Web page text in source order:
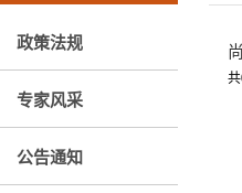
政策法规
专家风采
公告通知